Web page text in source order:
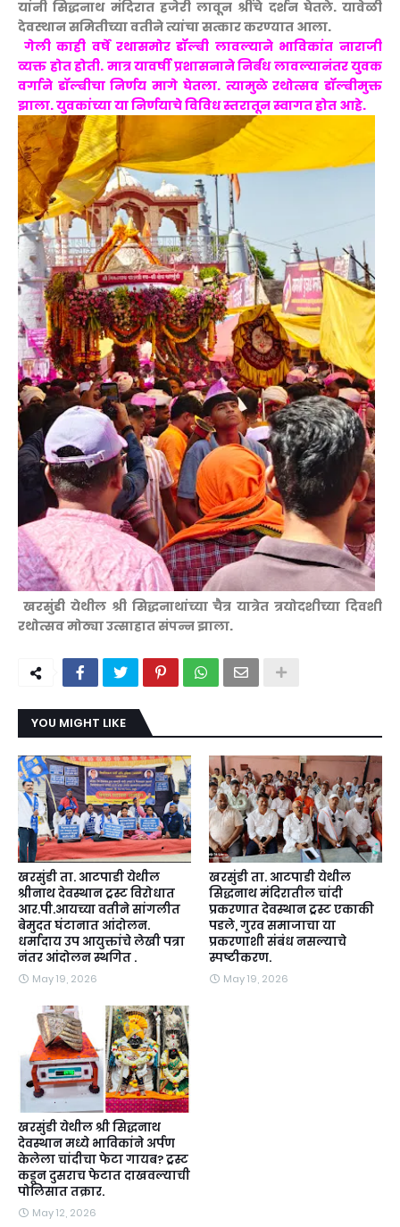
यांनी सिद्धनाथ मंदिरात हजेरी लावून श्रींचे दर्शन घेतले. यावेळी
देवस्थान समितीच्या वतीने त्यांचा सत्कार करण्यात आला.
गेली काही वर्षे रथासमोर डॉल्बी लावल्याने भाविकांत नाराजी
व्यक्त होत होती. मात्र यावर्षी प्रशासनाने निर्बंध लावल्यानंतर युवक
वर्गाने डॉल्बीचा निर्णय मागे घेतला. त्यामुळे रथोत्सव डॉल्बीमुक्त
झाला. युवकांच्या या निर्णयाचे विविध स्तरातून स्वागत होत आहे.
खरसुंडी येथील श्री सिद्धनाथांच्या चैत्र यात्रेत त्रयोदशीच्या दिवशी
रथोत्सव मोठ्या उत्साहात संपन्न झाला.
YOU MIGHT LIKE
खरसुंडी ता. आटपाडी येथील
श्रीनाथ देवस्थान ट्रस्ट विरोधात
आर.पी.आयच्या वतीने सांगलीत
बेमुदत घंटानात आंदोलन.
धर्मादाय उप आयुक्तांचे लेखी पत्रा
नंतर आंदोलन स्थगित .
May 19, 2026
खरसुंडी ता. आटपाडी येथील
सिद्धनाथ मंदिरातील चांदी
प्रकरणात देवस्थान ट्रस्ट एकाकी
पडले, गुरव समाजाचा या
प्रकरणाशी संबंध नसल्याचे
स्पष्टीकरण.
May 19, 2026
खरसुंडी येथील श्री सिद्धनाथ
देवस्थान मध्ये भाविकांने अर्पण
केलेला चांदीचा फेटा गायब? ट्रस्ट
कडून दुसराच फेटात दाखवल्याची
पोलिसात तक्रार.
May 12, 2026